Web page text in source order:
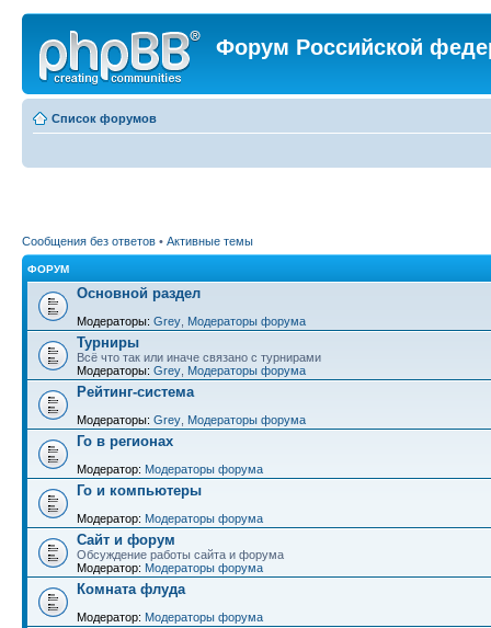
Форум Российской
Список форумов
Сообщения без ответов • Активные темы
ФОРУМ
Основной раздел
Модераторы: Grey Модераторы форума
Турниры
Всё что так или иначе связано с турнирами
Модераторы: Grey Модераторы форума
Рейтинг-система
Модераторы: Grey Модераторы форума
Го в регионах
Модератор: Модераторы форума
Го и компьютеры
Модератор: Модераторы форума
Сайт и форум
Обсуждение работы сайта и форума
Модератор: Модераторы форума
Комната флуда
Модератор: Модераторы форума